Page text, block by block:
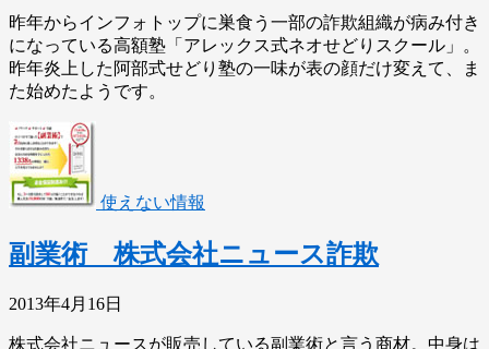
昨年からインフォトップに巣食う一部の詐欺組織が病み付き
になっている高額塾「アレックス式ネオせどりスクール」。
昨年炎上した阿部式せどり塾の一味が表の顔だけ変えて、ま
た始めたようです。
使えない情報
副業術 株式会社ニュース詐欺
2013年4月16日
株式会社ニュースが販売している副業術と言う商材。中身は